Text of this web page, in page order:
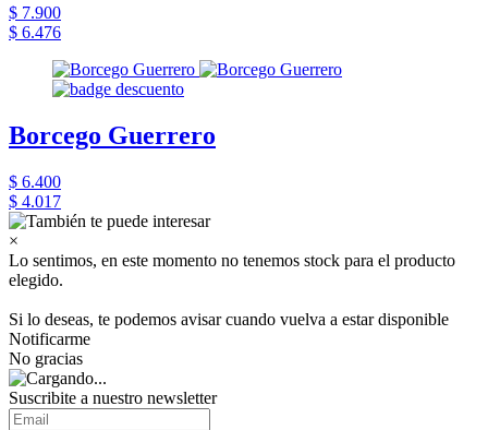
$ 7.900
$ 6.476
Borcego Guerrero
$ 6.400
$ 4.017
×
Lo sentimos, en este momento no tenemos stock para el producto
elegido.
Si lo deseas, te podemos avisar cuando vuelva a estar disponible
Notificarme
No gracias
Suscribite a nuestro newsletter